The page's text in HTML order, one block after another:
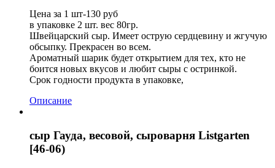
Цена за 1 шт-130 руб
в упаковке 2 шт. вес 80гр.
Швейцарский сыр. Имеет острую сердцевину и жгучую
обсыпку. Прекрасен во всем.
Ароматный шарик будет открытием для тех, кто не
боится новых вкусов и любит сыры с остринкой.
Срок годности продукта в упаковке,
Описание
сыр Гауда, весовой, сыроварня Listgarten
[46-06)